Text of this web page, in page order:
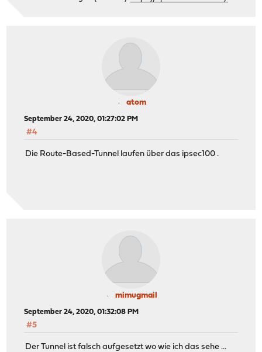
atom
September 24, 2020, 01:27:02 PM
#4
Die Route-Based-Tunnel laufen über das ipsec100 .
mimugmail
September 24, 2020, 01:32:08 PM
#5
Der Tunnel ist falsch aufgesetzt wo wie ich das sehe ...